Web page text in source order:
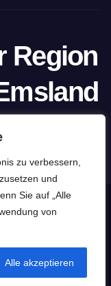
zu verbessern,
und
Sie auf „Alle
von
Alle akzeptieren
Region
Newspaperex von